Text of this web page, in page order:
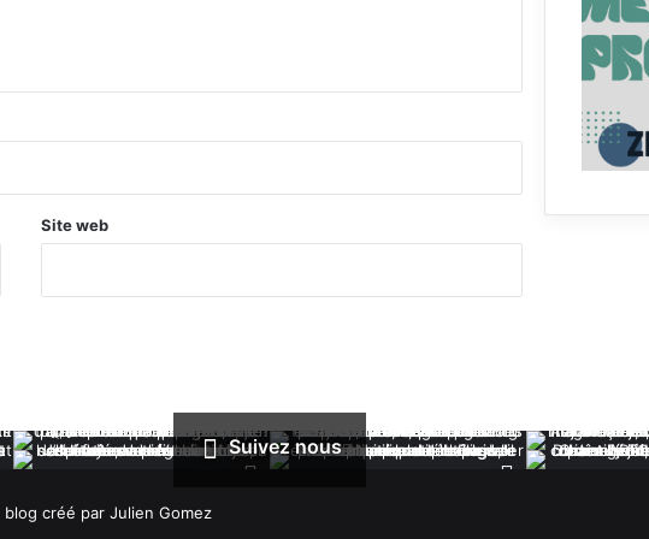
Site web
Suivez nous
créé par Julien Gomez